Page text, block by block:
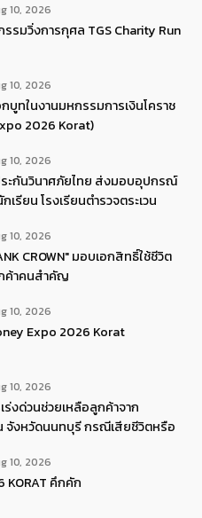
10, 2026
รรมวิ่งการกุศล TGS Charity Run
10, 2026
กบูทในงานมหกรรมการเงินโคราช
2026 Korat)
10, 2026
ะกันวินาศภัยไทย ส่งมอบอุปกรณ์
รียน โรงเรียนตำรวจตระเวน
10, 2026
CROWN" มอบเอกสิทธิ์ใช้ชีวิต
ค้าคนสำคัญ
10, 2026
Expo 2026 Korat
10, 2026
ร่งด่วนช่วยเหลือลูกค้าจาก
จังหวัดนนทบุรี กรณีเสียชีวิตหรือ
10, 2026
KORAT คึกคัก